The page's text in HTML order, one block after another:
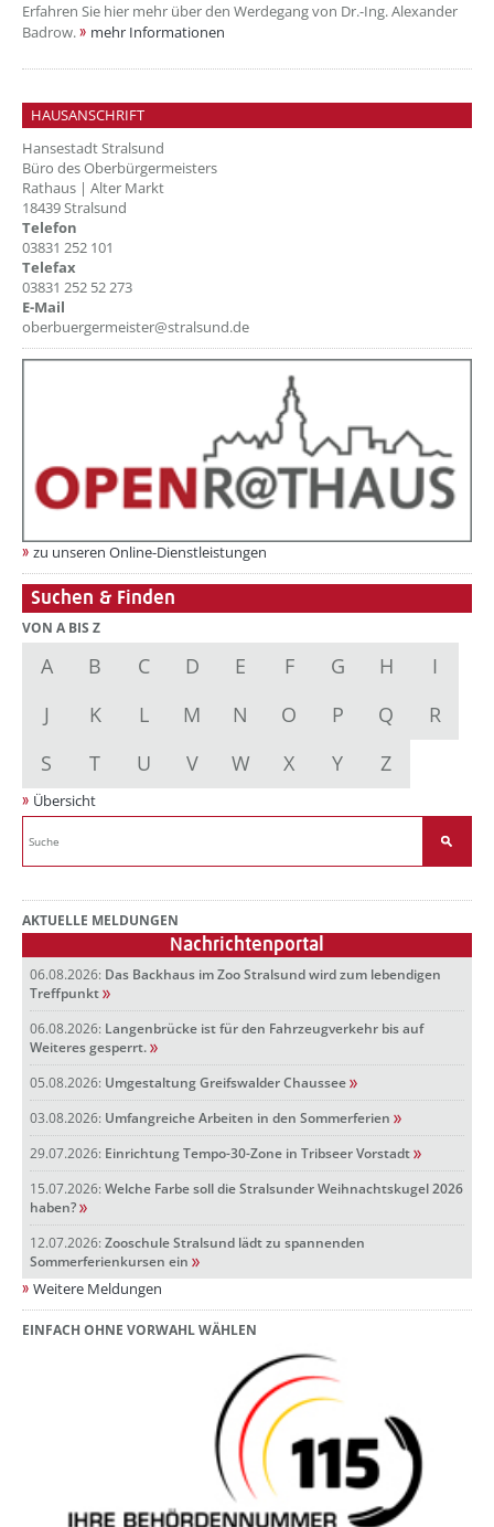
Erfahren Sie hier mehr über den Werdegang von Dr.-Ing. Alexander
Badrow.
mehr Informationen
HAUSANSCHRIFT
Hansestadt Stralsund
Büro des Oberbürgermeisters
Rathaus | Alter Markt
18439 Stralsund
Telefon
03831 252 101
Telefax
03831 252 52 273
E-Mail
oberbuergermeister@stralsund.de
zu unseren Online-Dienstleistungen
Suchen & Finden
VON A BIS Z
A B C D E F G H
I
J
K L M N O P Q
R
S
T U V W X Y Z
Übersicht
AKTUELLE MELDUNGEN
Nachrichtenportal
06.08.2026: Das Backhaus im Zoo Stralsund wird zum lebendigen
Treffpunkt
06.08.2026: Langenbrücke ist für den Fahrzeugverkehr bis auf
Weiteres gesperrt.
05.08.2026: Umgestaltung Greifswalder Chaussee
03.08.2026: Umfangreiche Arbeiten in den Sommerferien
29.07.2026: Einrichtung Tempo-30-Zone in Tribseer Vorstadt
15.07.2026: Welche Farbe soll die Stralsunder Weihnachtskugel 2026
haben?
12.07.2026: Zooschule Stralsund lädt zu spannenden
Sommerferienkursen ein
Weitere Meldungen
EINFACH OHNE VORWAHL WÄHLEN